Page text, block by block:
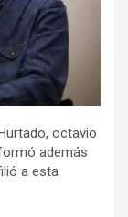
octavio
además
a esta